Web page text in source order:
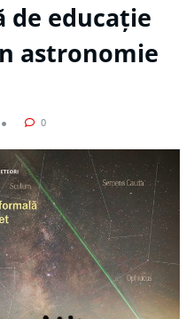
de educație
astronomie
0